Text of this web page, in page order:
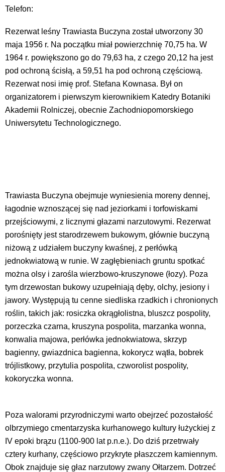
Telefon:
Rezerwat leśny Trawiasta Buczyna został utworzony 30
maja 1956 r. Na początku miał powierzchnię 70,75 ha. W
1964 r. powiększono go do 79,63 ha, z czego 20,12 ha jest
pod ochroną ścisłą, a 59,51 ha pod ochroną częściową.
Rezerwat nosi imię prof. Stefana Kownasa. Był on
organizatorem i pierwszym kierownikiem Katedry Botaniki
Akademii Rolniczej, obecnie Zachodniopomorskiego
Uniwersytetu Technologicznego.
Trawiasta Buczyna obejmuje wyniesienia moreny dennej,
łagodnie wznoszącej się nad jeziorkami i torfowiskami
przejściowymi, z licznymi głazami narzutowymi. Rezerwat
porośnięty jest starodrzewem bukowym, głównie buczyną
niżową z udziałem buczyny kwaśnej, z perłówką
jednokwiatową w runie. W zagłębieniach gruntu spotkać
można olsy i zarośla wierzbowo-kruszynowe (łozy). Poza
tym drzewostan bukowy uzupełniają dęby, olchy, jesiony i
jawory. Występują tu cenne siedliska rzadkich i chronionych
roślin, takich jak: rosiczka okrągłolistna, bluszcz pospolity,
porzeczka czarna, kruszyna pospolita, marzanka wonna,
konwalia majowa, perłówka jednokwiatowa, skrzyp
bagienny, gwiazdnica bagienna, kokorycz wątła, bobrek
trójlistkowy, przytulia pospolita, czworolist pospolity,
kokoryczka wonna.
Poza walorami przyrodniczymi warto obejrzeć pozostałość
olbrzymiego cmentarzyska kurhanowego kultury łużyckiej z
IV epoki brązu (1100-900 lat p.n.e.). Do dziś przetrwały
cztery kurhany, częściowo przykryte płaszczem kamiennym.
Obok znajduje się głaz narzutowy zwany Ołtarzem. Dotrzeć